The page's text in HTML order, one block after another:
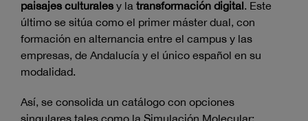
paisajes culturales y la transformación digital. Este
último se sitúa como el primer máster dual, con
formación en alternancia entre el campus y las
empresas, de Andalucía y el único español en su
modalidad.
Así, se consolida un catálogo con opciones
singulares tales como la Simulación Molecular;